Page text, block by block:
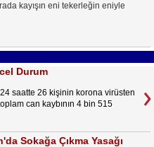
kayışın eni tekerleğin eniyle
Durum
24 saatte 26 kişinin korona virüsten
can kaybının 4 bin 515
Sokağa Çıkma Yasağı